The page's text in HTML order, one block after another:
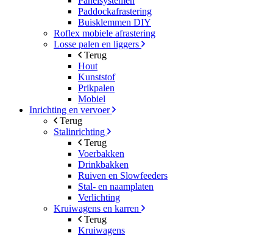
Paddockafrastering
Buisklemmen DIY
Roflex mobiele afrastering
Losse palen en liggers
Terug
Hout
Kunststof
Prikpalen
Mobiel
Inrichting en vervoer
Terug
Stalinrichting
Terug
Voerbakken
Drinkbakken
Ruiven en Slowfeeders
Stal- en naamplaten
Verlichting
Kruiwagens en karren
Terug
Kruiwagens